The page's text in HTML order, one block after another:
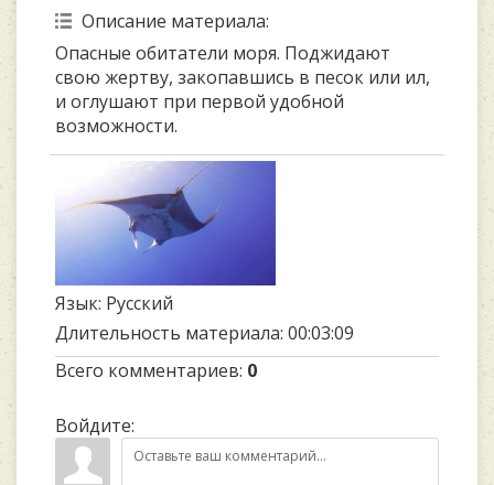
Описание материала:
Опасные обитатели моря. Поджидают
свою жертву, закопавшись в песок или ил,
и оглушают при первой удобной
возможности.
Язык: Русский
Длительность материала: 00:03:09
Всего комментариев: 0
Войдите: